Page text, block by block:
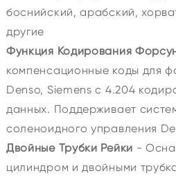
боснийский, арабский,
другие
Функция Кодирования
компенсационные коды для
Denso, Siemens с 4.204
данных. Поддерживает
соленоидного управления
Двойные Трубки Рейки -
цилиндром и двойными